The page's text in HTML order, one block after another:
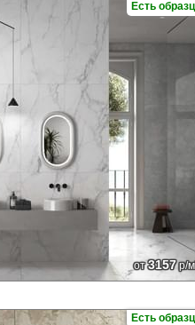
Есть
от3157р/
Есть